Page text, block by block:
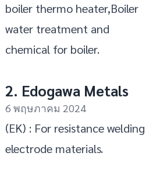
boiler thermo heater,Boiler
water treatment and
chemical for boiler.
2. Edogawa Metals
6 พฤษภาคม 2024
(EK) : For resistance welding
electrode materials.